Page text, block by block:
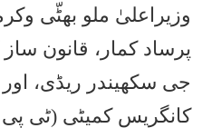
وزیراعلیٰ ملو بھٹّی
پرساد کمار، قانون
جی سکھیندر ریڈی، اور
کانگریس کمیٹی (ٹی